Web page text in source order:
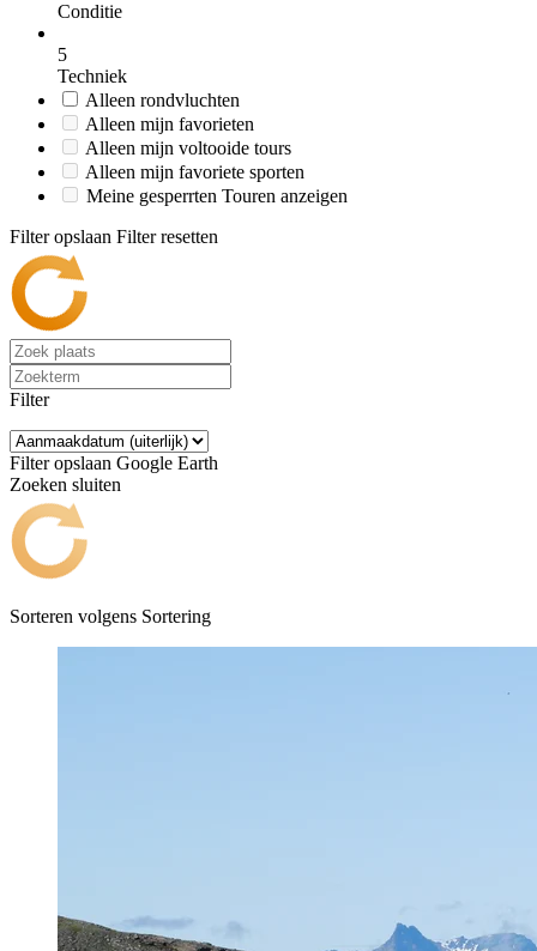
Conditie
5
Techniek
Alleen rondvluchten
Alleen mijn favorieten
Alleen mijn voltooide tours
Alleen mijn favoriete sporten
Meine gesperrten Touren anzeigen
Filter opslaan Filter resetten
Filter
Filter opslaan Google Earth
Zoeken sluiten
Sorteren volgens Sortering